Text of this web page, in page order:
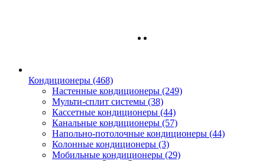
Кондиционеры (468)
Настенные кондиционеры (249)
Мульти-сплит системы (38)
Кассетные кондиционеры (44)
Канальные кондиционеры (57)
Напольно-потолочные кондиционеры (44)
Колонные кондиционеры (3)
Мобильные кондиционеры (29)